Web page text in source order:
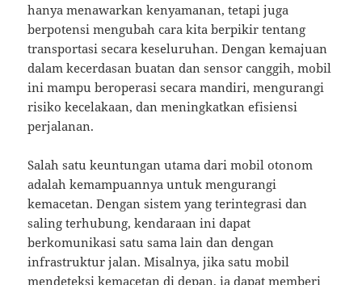
hanya menawarkan kenyamanan, tetapi juga
berpotensi mengubah cara kita berpikir tentang
transportasi secara keseluruhan. Dengan kemajuan
dalam kecerdasan buatan dan sensor canggih, mobil
ini mampu beroperasi secara mandiri, mengurangi
risiko kecelakaan, dan meningkatkan efisiensi
perjalanan.
Salah satu keuntungan utama dari mobil otonom
adalah kemampuannya untuk mengurangi
kemacetan. Dengan sistem yang terintegrasi dan
saling terhubung, kendaraan ini dapat
berkomunikasi satu sama lain dan dengan
infrastruktur jalan. Misalnya, jika satu mobil
mendeteksi kemacetan di depan, ia dapat memberi